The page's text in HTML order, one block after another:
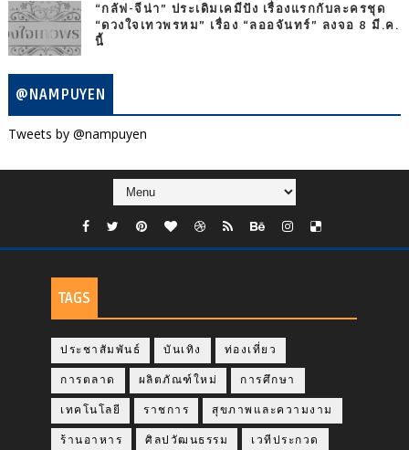
“กลัฟ-จีน่า” ประเดิมเคมีปัง เรื่องแรกกับละครชุด
“ดวงใจเทวพรหม” เรื่อง “ลออจันทร์” ลงจอ 8 มี.ค.
นี้
@NAMPUYEN
Tweets by @nampuyen
TAGS
ประชาสัมพันธ์ บันเทิง ท่องเที่ยว
การตลาด ผลิตภัณฑ์ใหม่ การศึกษา
เทคโนโลยี ราชการ สุขภาพและความงาม
ร้านอาหาร ศิลปวัฒนธรรม เวทีประกวด